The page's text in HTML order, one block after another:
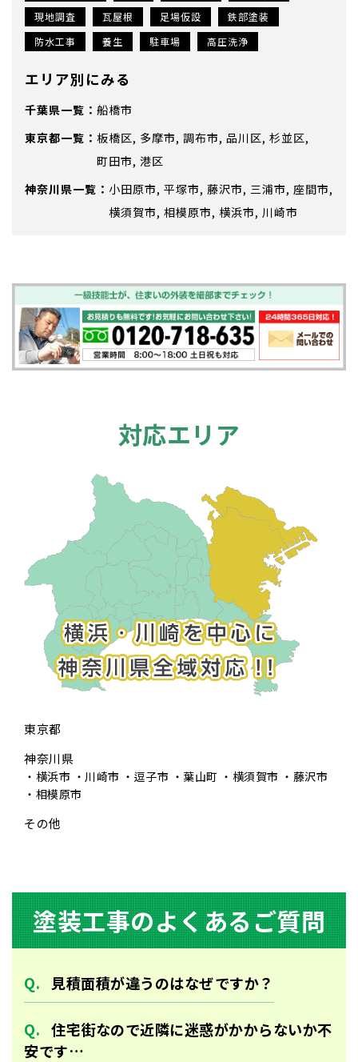
現地調査
瓦屋根 足場仮設
鉄部塗装
防水工事
養生 駐車場 高圧洗浄
エリア別にみる
千葉県
船橋市
東京都
板橋区 多摩市 調布市 品川区 杉並区
町田市 港区
神奈川県
小田原市 平塚市 藤沢市 三浦市 座間市
横須賀市 相模原市 横浜市 川崎市
対応エリア
東京都
神奈川県
横浜市 川崎市 逗子市 葉山町 横須賀市
藤沢市
相模原市
その他
塗装⼯事のよくあるご質問
⾒積⾯積が違うのはなぜですか？
住宅街なので近隣に迷惑がかからないか不
安です…